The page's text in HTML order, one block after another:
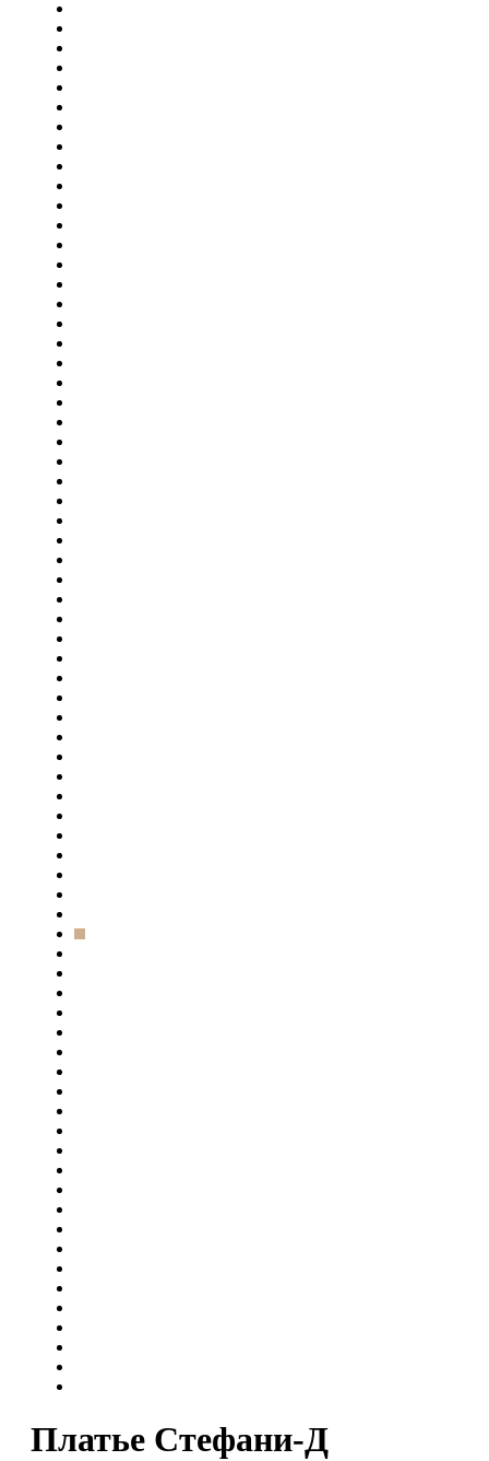
Платье Стефани-Д